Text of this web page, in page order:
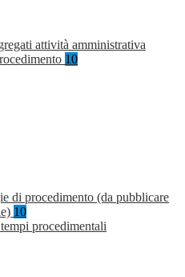
attività amministrativa
10
di procedimento (da pubblicare
10
procedimentali